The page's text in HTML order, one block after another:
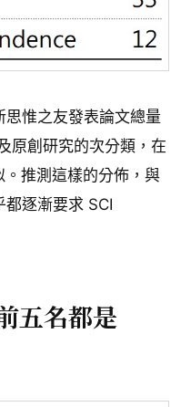
思惟之友發表論文總量
原創研究的次分類，在
推測這樣的分佈，與
逐漸要求 SCI
五名都是